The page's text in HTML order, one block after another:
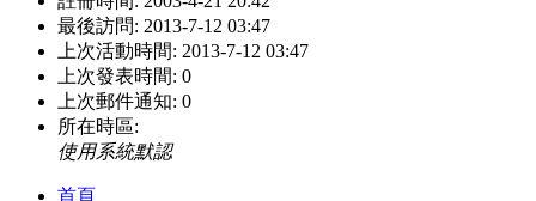
最後訪問: 2013-7-12 03:47
上次活動時間: 2013-7-12 03:47
上次發表時間: 0
上次郵件通知: 0
所在時區:
使用系統默認
首頁